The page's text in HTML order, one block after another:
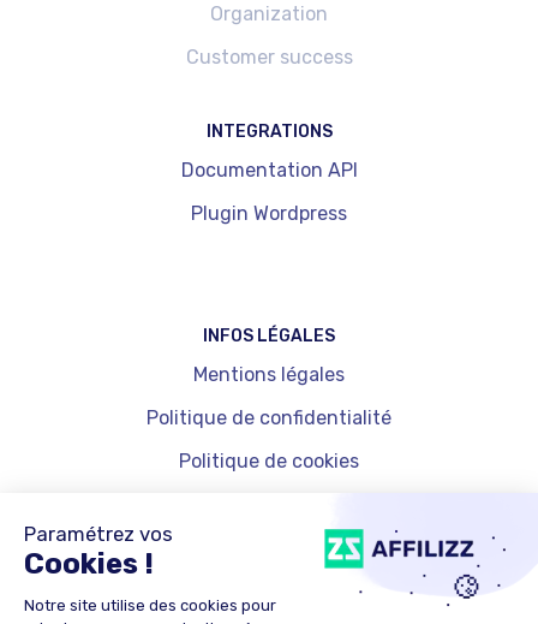
Organization
Customer success
INTEGRATIONS
Documentation API
Plugin Wordpress
INFOS LÉGALES
Mentions légales
Politique de confidentialité
Politique de cookies